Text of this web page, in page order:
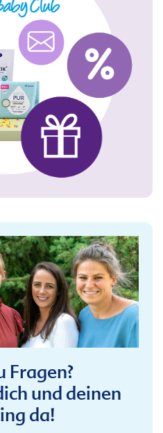
Fragen?
und deinen
da!